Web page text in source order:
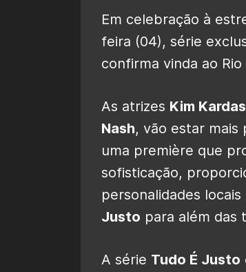
Em celebração à
feira (04), série
confirma vinda ao
As atrizes Kim
Nash, vão estar mais
uma première que
sofisticação,
personalidades
Justo para além das
A série Tudo É Justo